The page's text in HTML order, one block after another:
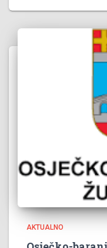
AKTUALNO